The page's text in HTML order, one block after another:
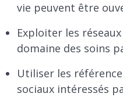
vie peuvent être
Exploiter les
domaine des soins
Utiliser les
sociaux intéressés